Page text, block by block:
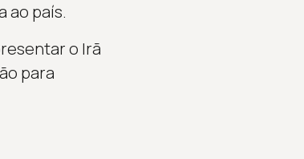
ao país.
o Irã
para